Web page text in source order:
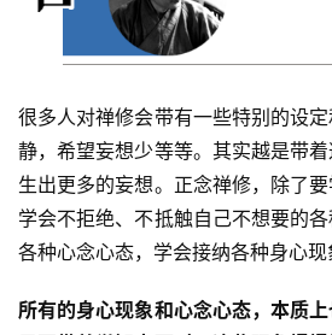
很多人对禅修会带有一些特别的设
静，希望妄想少等等。其实越是带
生出更多的妄想。正念禅修，除了
学会不拒绝、不抵触自己不想要的
各种心念心态，学会接纳各种身心现
所有的身心现象和心念心态，本质上